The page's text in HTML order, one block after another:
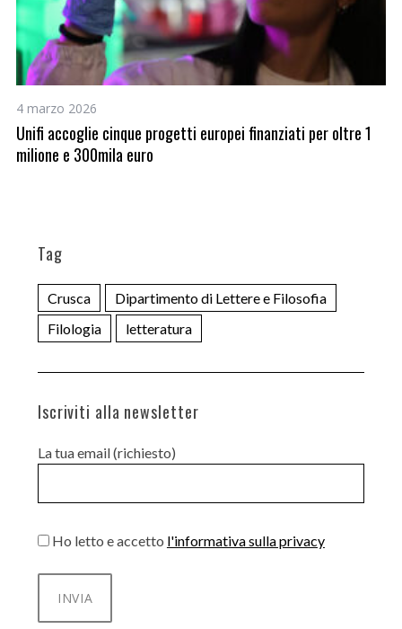
4 marzo 2026
Unifi accoglie cinque progetti europei finanziati per oltre 1
milione e 300mila euro
Tag
Crusca
Dipartimento di Lettere e Filosofia
Filologia
letteratura
Iscriviti alla newsletter
La tua email (richiesto)
Ho letto e accetto l'informativa sulla privacy